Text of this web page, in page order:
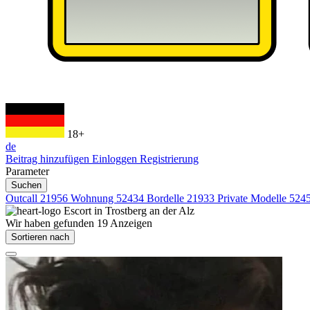
18+
de
Beitrag hinzufügen Einloggen Registrierung
Parameter
Suchen
Outcall 21956 Wohnung 52434 Bordelle 21933 Private Modelle
Escort in Trostberg an der Alz
Wir haben gefunden 19 Anzeigen
Sortieren nach